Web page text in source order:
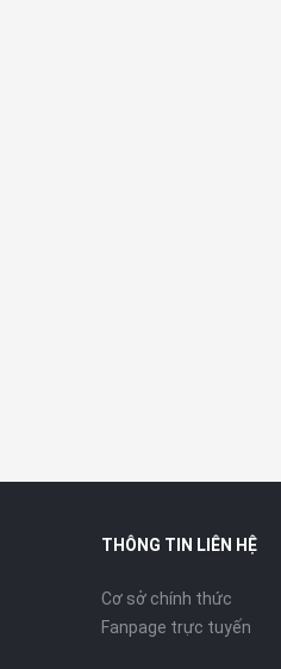
THÔNG TIN LIÊN HỆ
Cơ sở chính thức
Fanpage trực tuyến